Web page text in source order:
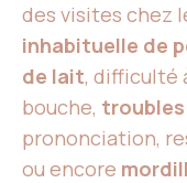
des visites chez
inhabituelle de
de lait, difficulté
bouche,
prononciation,
ou encore